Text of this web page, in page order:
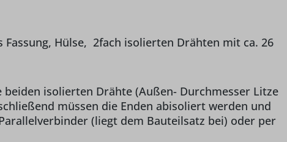
Hülse, 2fach isolierten Drähten mit ca. 26
isolierten Drähte (Außen- Durchmesser Litze
müssen die Enden abisoliert werden und
(liegt dem Bauteilsatz bei) oder per